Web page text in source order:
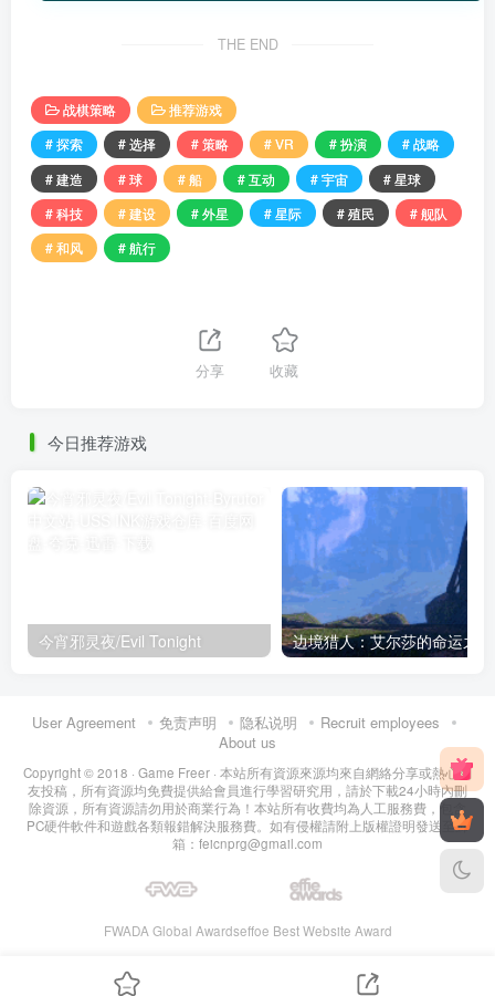
THE END
战棋策略
推荐游戏
# 探索
# 选择 # 策略 # VR # 扮演
# 战略
# 建造
# 球 # 船 # 互动 # 宇宙
# 星球
# 科技
# 建设 # 外星 # 星际 # 殖民
# 舰队
# 和风
# 航行
分享 收藏
今日推荐游戏
今宵邪灵夜/Evil Tonight
User Agreement 免责声明 隐私说明
Recruit employees
About us
Copyright © 2018 · Game Freer · 本站所有資源來源均來自網絡分享或熱心網
友投稿，所有資源均免費提供給會員進行學習研究用，請於下載24小時內刪
除資源，所有資源請勿用於商業行為！本站所有收費均為人工服務費，包含
PC硬件軟件和遊戲各類報錯解決服務費。如有侵權請附上版權證明發送至郵
箱：feicnprg@gmail.com
FWADA Global Awardseffoe Best Website Award